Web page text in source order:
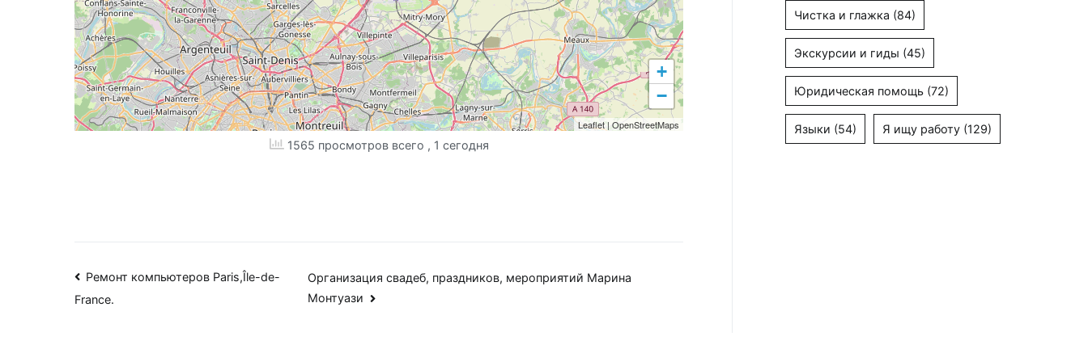
+
−
Leaflet | OpenStreetMaps
1565 просмотров всего , 1 сегодня
Навигация
по
Ремонт компьютеров Paris,Île-de-
France.
Организация свадеб, праздников, мероприятий Марина
Монтуази
Чистка и глажка (84)
Экскурсии и гиды (45)
Юридическая помощь (72)
Языки (54) Я ищу работу (129)